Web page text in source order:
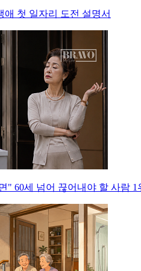
애 첫 일자리 도전 설명서
" 60세 넘어 끊어내야 할 사람 1